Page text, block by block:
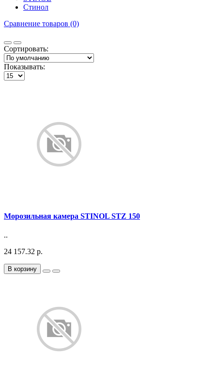
Стинол
Сравнение товаров (0)
Сортировать:
Показывать:
Морозильная камера STINOL STZ 150
..
24 157.32 р.
В корзину